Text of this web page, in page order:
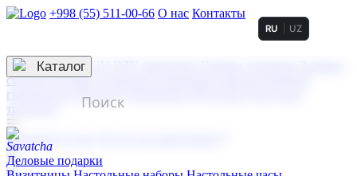
+998 (55) 511-00-66 О нас Контакты
3D гравировка
смолой (Doming)
гравировка твердая
тиснение
RU UZ
☰
Контакты
Каталог
Деловые подарки